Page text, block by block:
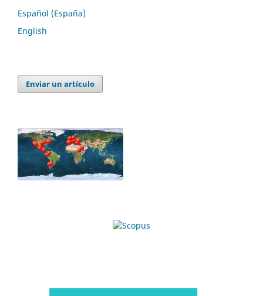
Español (España)
English
Enviar un artículo